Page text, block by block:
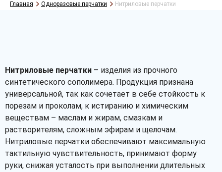
Главная Одноразовые перчатки Нитриловые перчатки
Нитриловые перчатки – изделия из прочного
синтетического сополимера. Продукция признана
универсальной, так как сочетает в себе стойкость к
порезам и проколам, к истиранию и химическим
веществам – маслам и жирам, смазкам и
растворителям, сложным эфирам и щелочам.
Нитриловые перчатки обеспечивают максимальную
тактильную чувствительность, принимают форму
руки, снижая усталость при выполнении длительных